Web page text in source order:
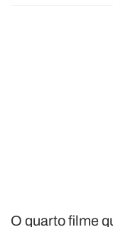
O quarto filme